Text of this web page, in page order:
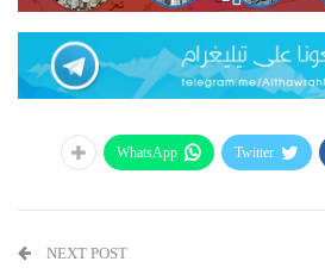
Twitter
WhatsApp
NEXT POST